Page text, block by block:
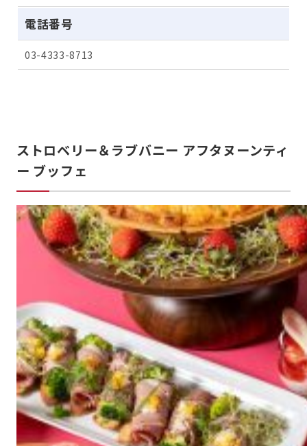
電話番号
03-4333-8713
ストロベリー＆ラブバニー アフタヌーンティ
ー ブッフェ